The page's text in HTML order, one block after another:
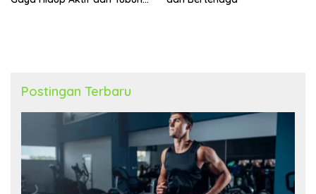
Postingan Terbaru